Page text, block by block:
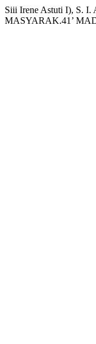
Siii Irene Astuti I), S.
MASYARAK.41’